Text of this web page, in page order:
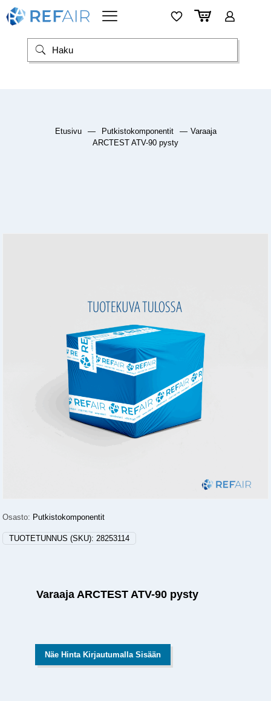
Etusivu — Putkistokomponentit — Varaaja
ARCTEST ATV-90 pysty
Osasto: Putkistokomponentit
TUOTETUNNUS (SKU):28253114
Varaaja ARCTEST ATV-90 pysty
Näe Hinta Kirjautumalla Sisään